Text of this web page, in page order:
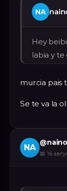
NA
Hey
labia y
murcia pais
Se te va la
NA
@
📅 16